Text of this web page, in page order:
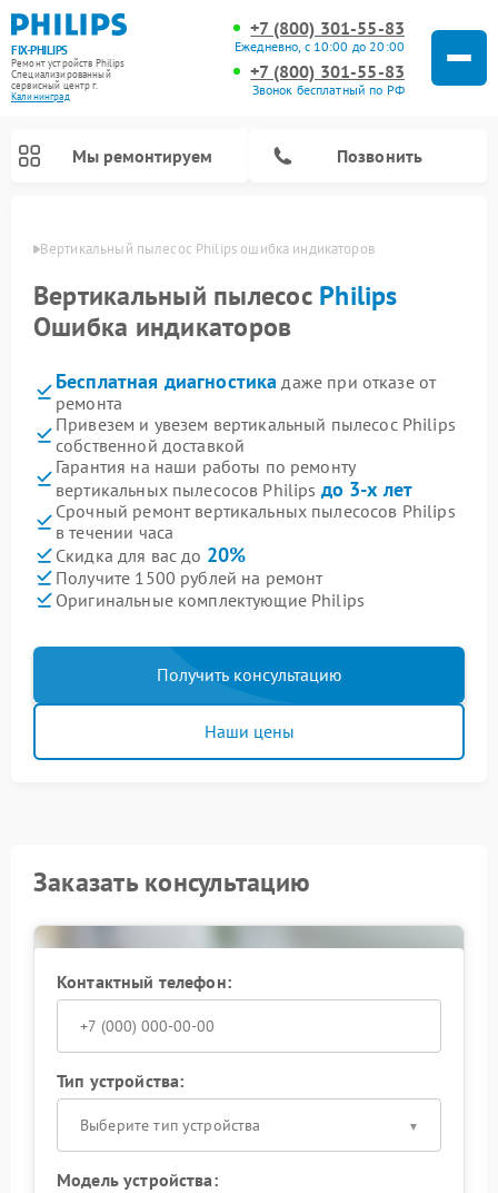
FIX-PHILIPS
Ремонт устройств Philips
Специализированный
cервисный центр г.
Калининград
+7 (800) 301-55-83
Ежедневно, с 10:00 до 20:00
+7 (800) 301-55-83
Звонок бесплатный по РФ
Мы ремонтируем Позвонить
Вертикальный пылесос Philips ошибка индикаторов
Вертикальный пылесос Philips
Ошибка индикаторов
Бесплатная диагностика даже при отказе от
ремонта
Привезем и увезем вертикальный пылесос Philips
собственной доставкой
Гарантия на наши работы по ремонту
вертикальных пылесосов Philips до 3-х лет
Срочный ремонт вертикальных пылесосов Philips
в течении часа
Скидка для вас до 20%
Получите 1500 рублей на ремонт
Оригинальные комплектующие Philips
Получить консультацию
Наши цены
Заказать консультацию
Контактный телефон:
Тип устройства:
Выберите тип устройства
Модель устройства: